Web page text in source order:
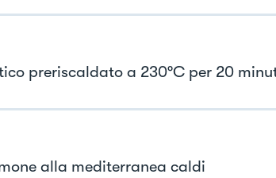
preriscaldato a 230°C per 20
alla mediterranea caldi